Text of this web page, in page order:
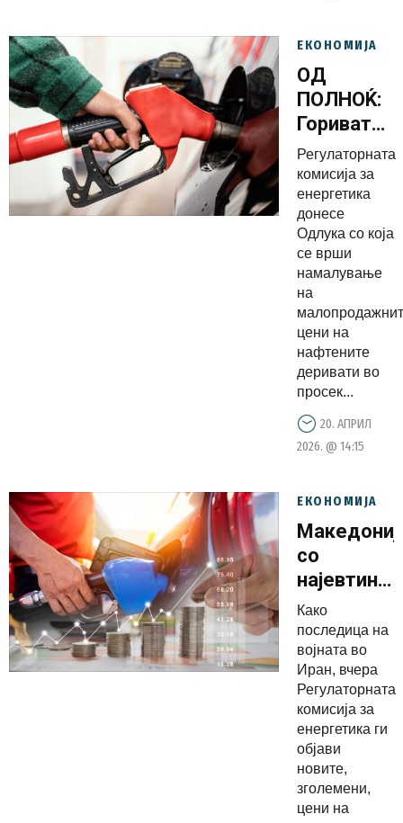
ЕКОНОМИЈА
ОД
ПОЛНОЌ:
Горивата
ова се
новите
цени
Регулаторната
комисија за
енергетика
донесе
Одлука со која
се врши
намалување
на
цени на
нафтените
деривати во
просек...
20. АПРИЛ
2026. @ 14:15
ЕКОНОМИЈА
со
најевтини
горива во
регионот
Како
последица на
војната во
Иран, вчера
Регулаторната
комисија за
енергетика ги
објави
новите,
зголемени,
цени на